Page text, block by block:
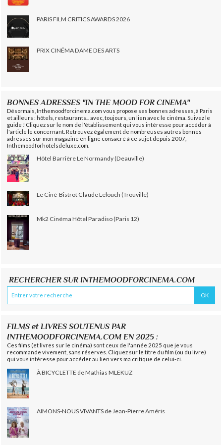
PARIS FILM CRITICS AWARDS 2026
PRIX CINÉMA DAME DES ARTS
BONNES ADRESSES "IN THE MOOD FOR CINEMA"
Désormais, Inthemoodforcinema.com vous propose ses bonnes adresses, à Paris
et ailleurs : hôtels, restaurants... avec, toujours, un lien avec le cinéma. Suivez le
guide ! Cliquez sur le nom de l'établissement qui vous intéresse pour accéder à
l'article le concernant. Retrouvez également de nombreuses autres bonnes
adresses sur mon magazine en ligne consacré à ce sujet depuis 2007,
Inthemoodforhotelsdeluxe.com.
Hôtel Barrière Le Normandy (Deauville)
Le Ciné-Bistrot Claude Lelouch (Trouville)
Mk2 Cinéma Hôtel Paradiso (Paris 12)
RECHERCHER SUR INTHEMOODFORCINEMA.COM
FILMS et LIVRES SOUTENUS PAR
INTHEMOODFORCINEMA.COM EN 2025 :
Ces films (et livres sur le cinéma) sont ceux de l'année 2025 que je vous
recommande vivement, sans réserves. Cliquez sur le titre du film (ou du livre)
qui vous intéresse pour accéder au lien vers ma critique de celui-ci.
À BICYCLETTE de Mathias MLEKUZ
AIMONS-NOUS VIVANTS de Jean-Pierre Améris